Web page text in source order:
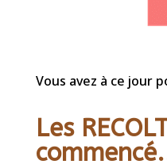
Vous avez à ce jour
Les